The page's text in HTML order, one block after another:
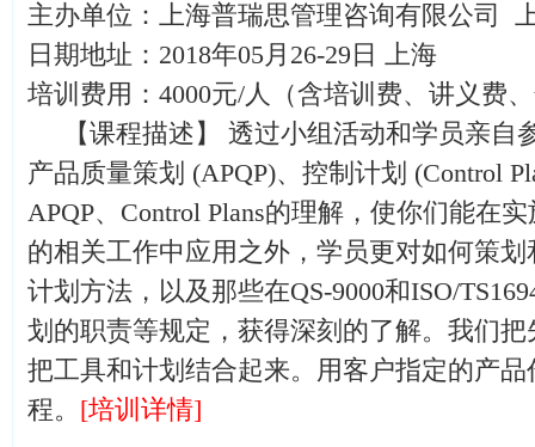
主办单位：上海普瑞思管理咨询有限公司
日期地址：2018年05月26-29日 上海
培训费用：4000元/人（含培训费、讲义费
【课程描述】 透过小组活动和学员亲自
产品质量策划 (APQP)、控制计划 (Control
APQP、Control Plans的理解，使你们能在
的相关工作中应用之外，学员更对如何策
计划方法，以及那些在QS-9000和ISO/
划的职责等规定，获得深刻的了解。我们
把工具和计划结合起来。用客户指定的产
程。 [培训详情]